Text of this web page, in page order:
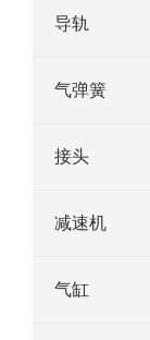
导轨
气弹簧
接头
减速机
气缸